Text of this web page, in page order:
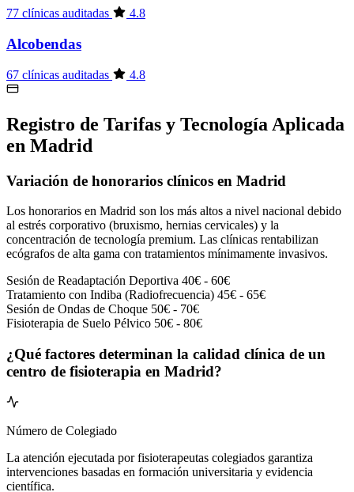
77 clínicas auditadas 4.8
Alcobendas
67 clínicas auditadas 4.8
Registro de Tarifas y Tecnología Aplicada
en Madrid
Variación de honorarios clínicos en Madrid
Los honorarios en Madrid son los más altos a nivel nacional debido
al estrés corporativo (bruxismo, hernias cervicales) y la
concentración de tecnología premium. Las clínicas rentabilizan
ecógrafos de alta gama con tratamientos mínimamente invasivos.
Sesión de Readaptación Deportiva 40€ - 60€
Tratamiento con Indiba (Radiofrecuencia) 45€ - 65€
Sesión de Ondas de Choque 50€ - 70€
Fisioterapia de Suelo Pélvico 50€ - 80€
¿Qué factores determinan la calidad clínica de un
centro de fisioterapia en Madrid?
Número de Colegiado
La atención ejecutada por fisioterapeutas colegiados garantiza
intervenciones basadas en formación universitaria y evidencia
científica.